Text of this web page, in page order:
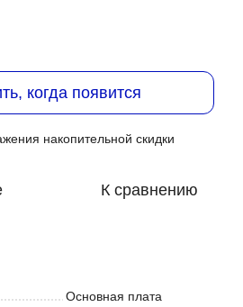
когда появится
накопительной скидки
К сравнению
Основная плата